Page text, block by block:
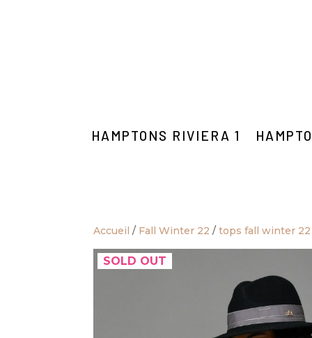
HAMPTONS RIVIERA 1
Accueil / Fall Winter 22 /tops fall winter 22
SOLD OUT